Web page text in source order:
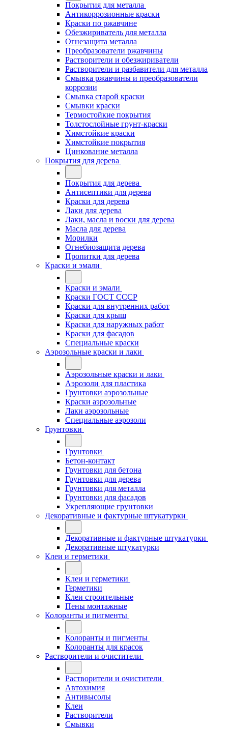
Покрытия для металла
Антикоррозионные краски
Краски по ржавчине
Обезжириватель для металла
Огнезащита металла
Преобразователи ржавчины
Растворители и обезжириватели
Растворители и разбавители для металла
Смывка ржавчины и преобразователи
коррозии
Смывка старой краски
Смывки краски
Термостойкие покрытия
Толстослойные грунт-краски
Химстойкие краски
Химстойкие покрытия
Цинкование металла
Покрытия для дерева
Покрытия для дерева
Антисептики для дерева
Краски для дерева
Лаки для дерева
Лаки, масла и воски для дерева
Масла для дерева
Морилки
Огнебиозащита дерева
Пропитки для дерева
Краски и эмали
Краски и эмали
Краски ГОСТ СССР
Краски для внутренних работ
Краски для крыш
Краски для наружных работ
Краски для фасадов
Специальные краски
Аэрозольные краски и лаки
Аэрозольные краски и лаки
Аэрозоли для пластика
Грунтовки аэрозольные
Краски аэрозольные
Лаки аэрозольные
Специальные аэрозоли
Грунтовки
Грунтовки
Бетон-контакт
Грунтовки для бетона
Грунтовки для дерева
Грунтовки для металла
Грунтовки для фасадов
Укрепляющие грунтовки
Декоративные и фактурные штукатурки
Декоративные и фактурные штукатурки
Декоративные штукатурки
Клеи и герметики
Клеи и герметики
Герметики
Клеи строительные
Пены монтажные
Колоранты и пигменты
Колоранты и пигменты
Колоранты для красок
Растворители и очистители
Растворители и очистители
Автохимия
Антивысолы
Клеи
Растворители
Смывки